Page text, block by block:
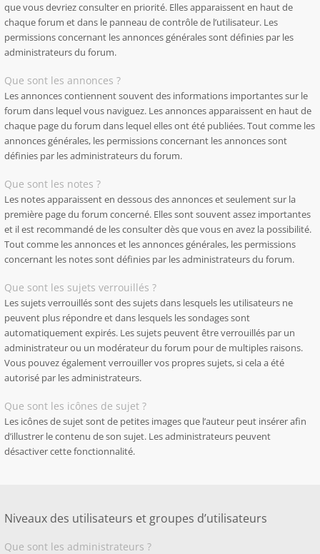
que vous devriez consulter en priorité. Elles apparaissent en haut de
chaque forum et dans le panneau de contrôle de l’utilisateur. Les
permissions concernant les annonces générales sont définies par les
administrateurs du forum.
Que sont les annonces ?
Les annonces contiennent souvent des informations importantes sur le
forum dans lequel vous naviguez. Les annonces apparaissent en haut de
chaque page du forum dans lequel elles ont été publiées. Tout comme les
annonces générales, les permissions concernant les annonces sont
définies par les administrateurs du forum.
Que sont les notes ?
Les notes apparaissent en dessous des annonces et seulement sur la
première page du forum concerné. Elles sont souvent assez importantes
et il est recommandé de les consulter dès que vous en avez la possibilité.
Tout comme les annonces et les annonces générales, les permissions
concernant les notes sont définies par les administrateurs du forum.
Que sont les sujets verrouillés ?
Les sujets verrouillés sont des sujets dans lesquels les utilisateurs ne
peuvent plus répondre et dans lesquels les sondages sont
automatiquement expirés. Les sujets peuvent être verrouillés par un
administrateur ou un modérateur du forum pour de multiples raisons.
Vous pouvez également verrouiller vos propres sujets, si cela a été
autorisé par les administrateurs.
Que sont les icônes de sujet ?
Les icônes de sujet sont de petites images que l’auteur peut insérer afin
d’illustrer le contenu de son sujet. Les administrateurs peuvent
désactiver cette fonctionnalité.
Niveaux des utilisateurs et groupes d’utilisateurs
Que sont les administrateurs ?